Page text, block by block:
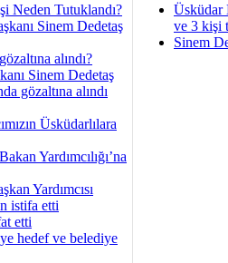
Neden Tutuklandı?
Sinem Dedetaş
alındı?
Sinem Dedetaş
gözaltına alındı
Üsküdarlılara
Yardımcılığı’na
Yardımcısı
istifa etti
etti
hedef ve belediye
Üsküdar
ve 3 kişi
Sinem